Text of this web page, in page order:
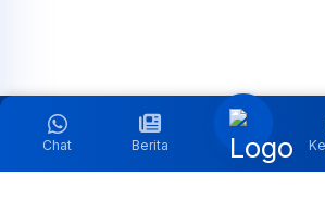
Follow Media Sosial
Chat Berita